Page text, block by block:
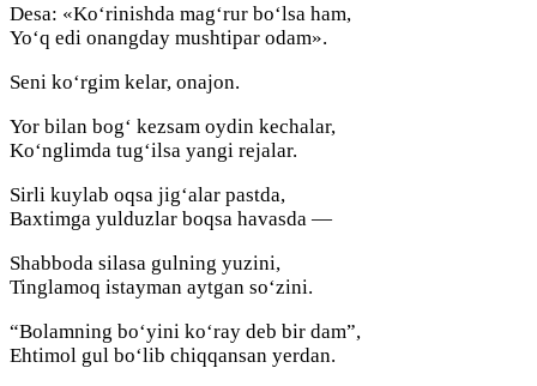
Desa: «Ko‘rinishda mag‘rur bo‘lsa ham,
Yo‘q edi onangday mushtipar odam».
Seni ko‘rgim kelar, onajon.
Yor bilan bog‘ kezsam oydin kechalar,
Ko‘nglimda tug‘ilsa yangi rejalar.
Sirli kuylab oqsa jig‘alar pastda,
Baxtimga yulduzlar boqsa havasda —
Shabboda silasa gulning yuzini,
Tinglamoq istayman aytgan so‘zini.
“Bolamning bo‘yini ko‘ray deb bir dam”,
Ehtimol gul bo‘lib chiqqansan yerdan.